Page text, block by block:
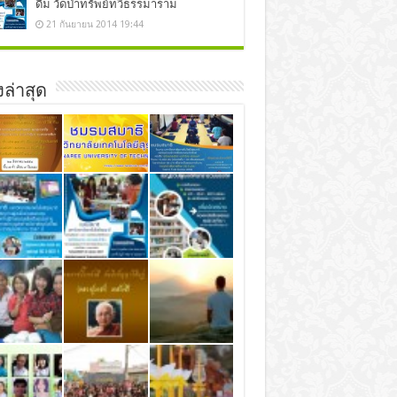
ดื่ม วัดป่าทรัพย์ทวีธรรมาราม
21 กันยายน 2014 19:44
ล่าสุด